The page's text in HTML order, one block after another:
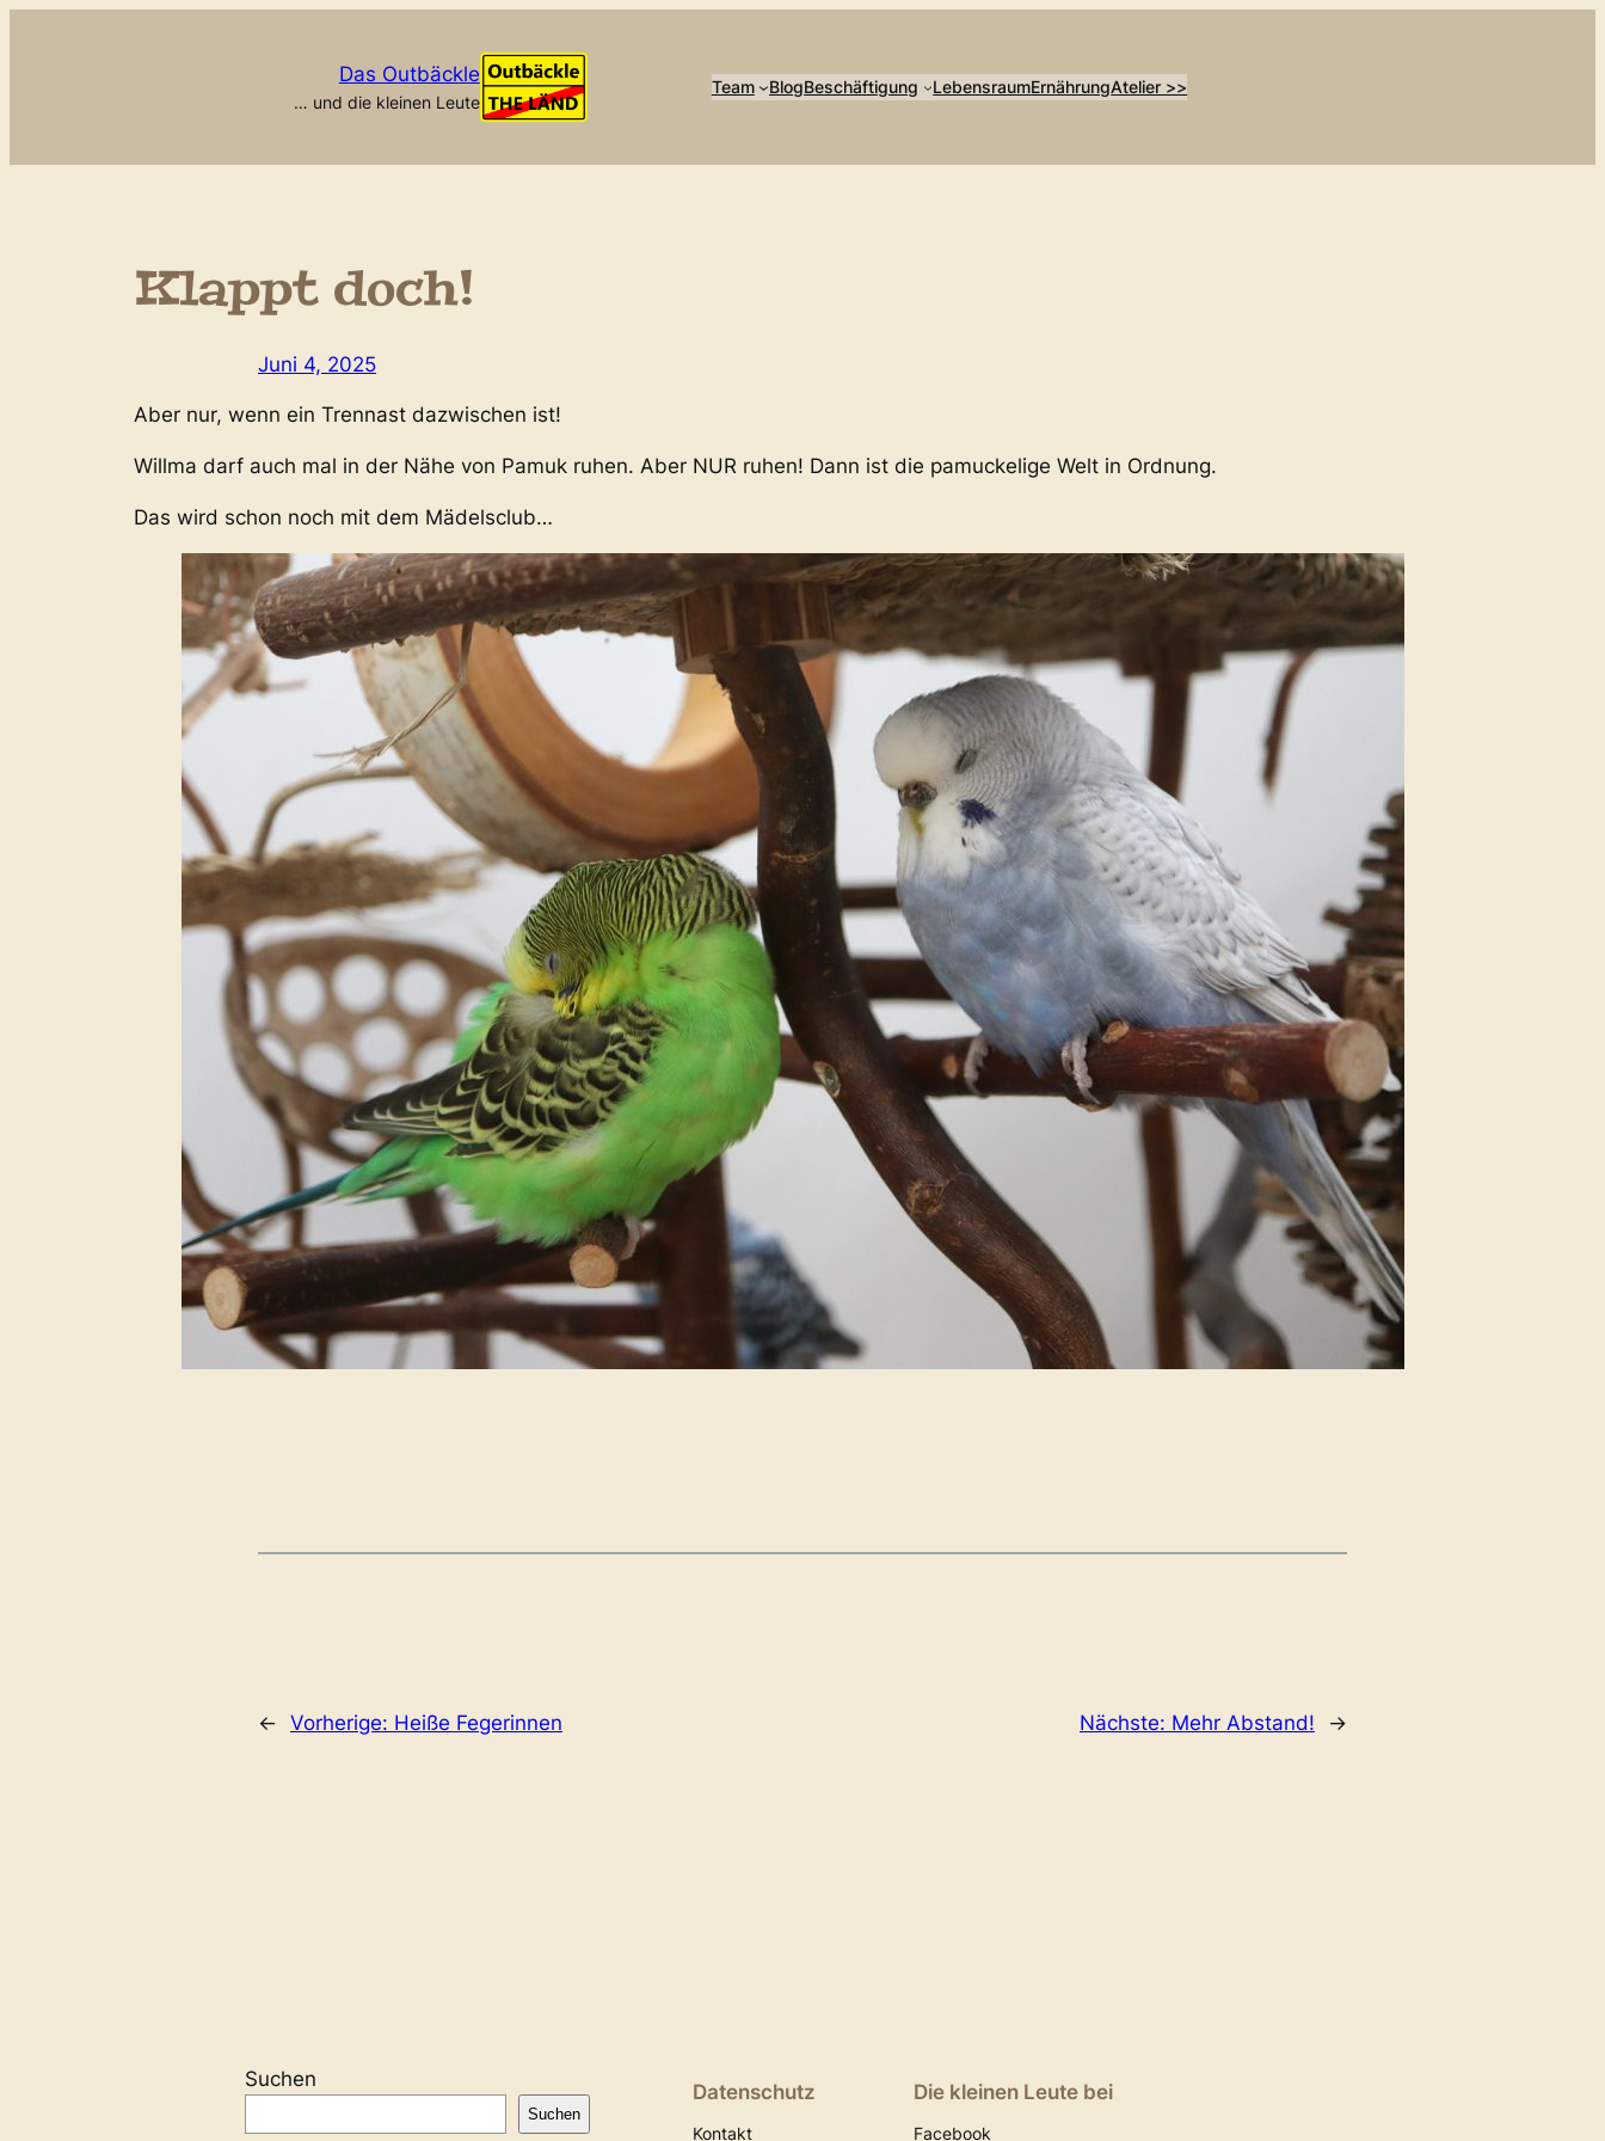
Das Outbäckle
… und die kleinen Leute
Team BlogBeschäftigung LebensraumErnährungAtelier >>
Klappt doch!
Juni 4, 2025
Aber nur, wenn ein Trennast dazwischen ist!
Willma darf auch mal in der Nähe von Pamuk ruhen. Aber NUR ruhen! Dann ist die pamuckelige Welt in Ordnung.
Das wird schon noch mit dem Mädelsclub…
← Vorherige: Heiße Fegerinnen Nächste: Mehr Abstand! →
Suchen
Suchen
Datenschutz
Kontakt
Die kleinen Leute bei
Facebook